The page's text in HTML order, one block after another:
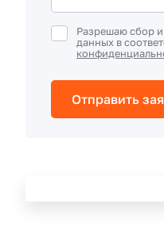
Разрешаю сбор
данных в
Отправить